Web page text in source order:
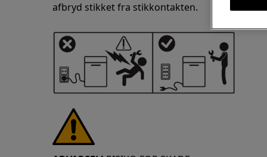
afbryd stikket fra stikkontakten.